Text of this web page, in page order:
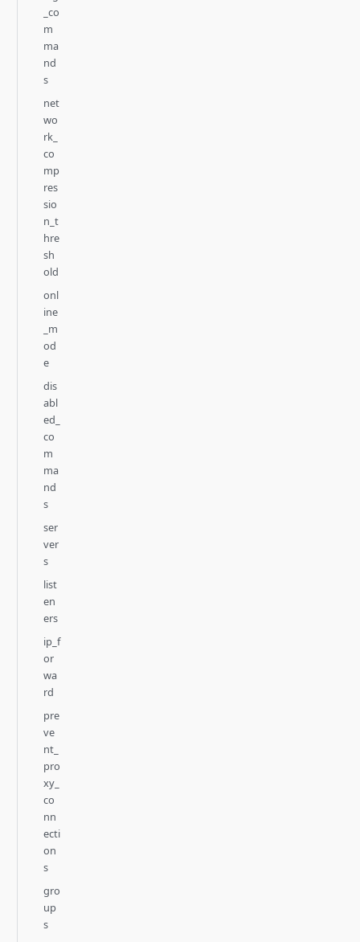
_co
m
ma
nd
s
net
wo
rk_
co
mp
res
sio
n_t
hre
sh
old
onl
ine
_m
od
e
dis
abl
ed_
co
m
ma
nd
s
ser
ver
s
list
en
ers
ip_f
or
wa
rd
pre
ve
nt_
pro
xy_
co
nn
ecti
on
s
gro
up
s